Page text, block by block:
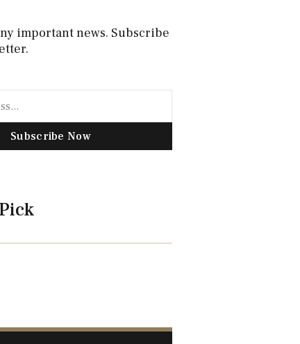
important news. Subscribe
Subscribe Now